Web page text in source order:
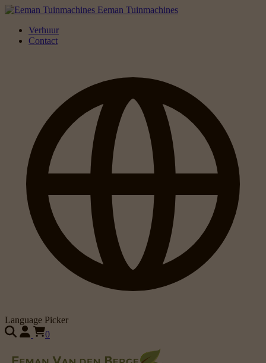
Eeman Tuinmachines
Verhuur
Contact
Language Picker
0